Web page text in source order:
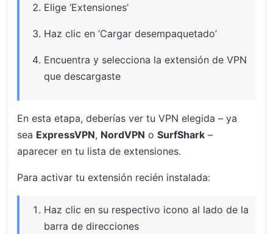
Elige ‘Extensiones’
Haz clic en ‘Cargar desempaquetado’
Encuentra y selecciona la extensión de VPN
que descargaste
En esta etapa, deberías ver tu VPN elegida – ya
sea ExpressVPN, NordVPN oSurfShark –
aparecer en tu lista de extensiones.
Para activar tu extensión recién instalada:
Haz clic en su respectivo icono al lado de la
barra de direcciones